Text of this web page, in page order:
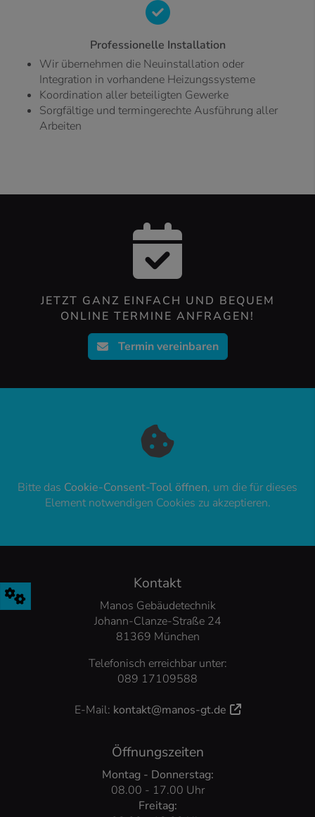
Professionelle Installation
Wir übernehmen die Neuinstallation oder
Integration in vorhandene Heizungssysteme
Koordination aller beteiligten Gewerke
Sorgfältige und termingerechte Ausführung aller
Arbeiten
JETZT GANZ EINFACH UND BEQUEM
ONLINE TERMINE ANFRAGEN!
Termin vereinbaren
Bitte das Cookie-Consent-Tool öffnen, um die für dieses
Element notwendigen Cookies zu akzeptieren.
FOOTER - KONTAKTDATEN UND
Kontakt
Manos Gebäudetechnik
Johann-Clanze-Straße 24
81369 München
Telefonisch erreichbar unter:
089 17109588
E-Mail: kontakt@manos-gt.de
Öffnungszeiten
Montag - Donnerstag:
08.00 - 17.00 Uhr
Freitag: